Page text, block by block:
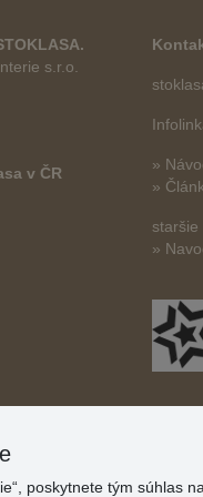
s.r.o.
v ČR
»
»
staršie
»
poskytnete tým súhlas